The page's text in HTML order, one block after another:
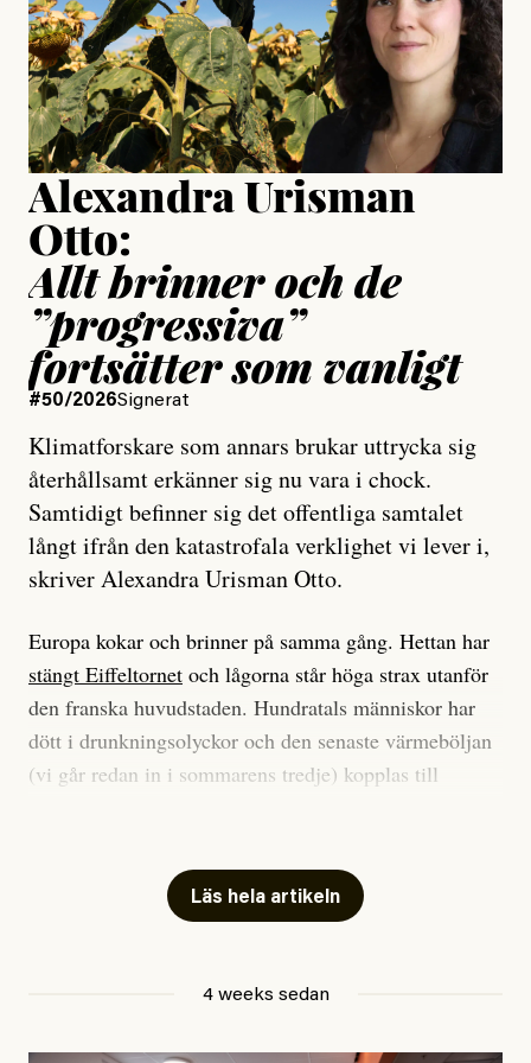
Jesper Lundby
Publicerad15 July, 2026
Uppdaterad15 July, 2026
Alexandra Urisman
Otto:
Allt brinner och de
”progressiva”
fortsätter som vanligt
#50/2026Signerat
Klimatforskare som annars brukar uttrycka sig
återhållsamt erkänner sig nu vara i chock.
Samtidigt befinner sig det offentliga samtalet
långt ifrån den katastrofala verklighet vi lever i,
skriver Alexandra Urisman Otto.
Europa kokar och brinner på samma gång. Hettan har
stängt Eiffeltornet och lågorna står höga strax utanför
den franska huvudstaden. Hundratals människor har
dött i drunkningsolyckor och den senaste värmeböljan
(vi går redan in i sommarens tredje) kopplas till
Har du också panik i hettan? Känns det som en
mardröm? Bra, allt annat vore fullständigt orimligt.
att han brukar vara ganska återhållsam när han
Läs hela artikeln
4 weeks sedan